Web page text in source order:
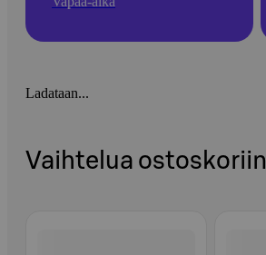
Ladataan...
Vaihtelua ostoskoriin